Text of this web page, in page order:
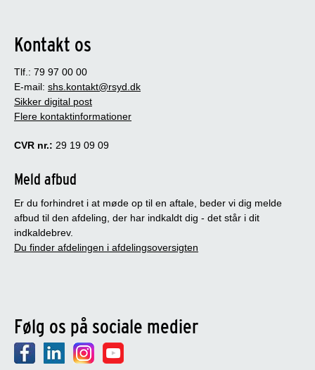
Kontakt os
Tlf.: 79 97 00 00
E-mail: shs.kontakt@rsyd.dk
Sikker digital post
Flere kontaktinformationer
CVR nr.: 29 19 09 09
Meld afbud
Er du forhindret i at møde op til en aftale, beder vi dig melde
afbud til den afdeling, der har indkaldt dig - det står i dit
indkaldebrev.
Du finder afdelingen i afdelingsoversigten
Følg os på sociale medier